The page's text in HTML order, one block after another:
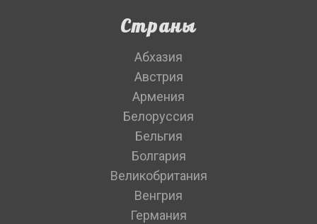
Страны
Абхазия
Австрия
Армения
Белоруссия
Бельгия
Болгария
Великобритания
Венгрия
Германия